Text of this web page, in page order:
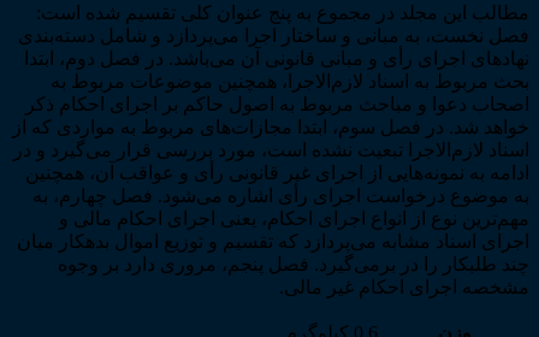
مطالب این مجلد در مجموع به پنج عنوان کلی تقسیم شده است:
فصل نخست، به مبانی و ساختار اجرا می‌پردازد و شامل دسته‌بندی
نهادهای اجرای رأی و مبانی قانونی آن می‌باشد. در فصل دوم، ابتدا
بحث مربوط به اسناد لازم‌الاجرا، همچنین موضوعات مربوط به
اصحاب دعوا و مباحث مربوط به اصول حاکم بر اجرای احکام ذکر
خواهد شد. در فصل سوم، ابتدا مجازات‌های مربوط به مواردی که از
اسناد لازم‌الاجرا تبعیت نشده است، مورد بررسی قرار می‌گیرد و در
ادامه به نمونه‌هایی از اجرای غیر قانونی رأی و عواقب آن، همچنین
به موضوع درخواست اجرای رأی اشاره می‌شود. فصل چهارم، به
مهم‌ترین نوع از انواع اجرای احکام، یعنی اجرای احکام مالی و
اجرای اسناد مشابه می‌پردازد که تقسیم و توزیع اموال بدهکار میان
چند طلبکار را در برمی‌گیرد. فصل پنجم، مروری دارد بر وجوه
مشخصه اجرای احکام غیر مالی.
وزن
0.6 کیلوگرم